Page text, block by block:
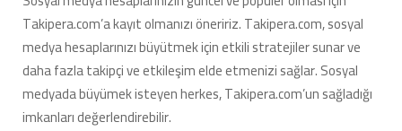
Takipera.com’a kayıt olmanızı öneririz. Takipera.com, sosyal
medya hesaplarınızı büyütmek için etkili stratejiler sunar ve
daha fazla takipçi ve etkileşim elde etmenizi sağlar. Sosyal
medyada büyümek isteyen herkes, Takipera.com’un sağladığı
imkanları değerlendirebilir.